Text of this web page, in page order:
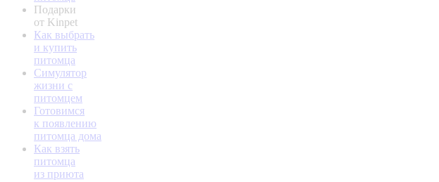
Подарки
от Kinpet
Как выбрать
и купить
питомца
Симулятор
жизни с
питомцем
Готовимся
к появлению
питомца дома
Как взять
питомца
из приюта